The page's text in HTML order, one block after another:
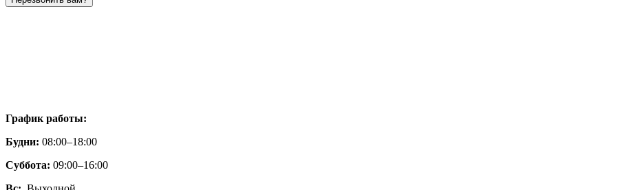
График работы:
Будни: 08:00–18:00
Суббота: 09:00–16:00